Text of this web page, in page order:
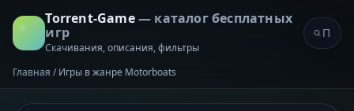
Torrent-Game— каталог бесплатных
игр
Скачивания, описания, фильтры
Главная / Игры в жанре Motorboats